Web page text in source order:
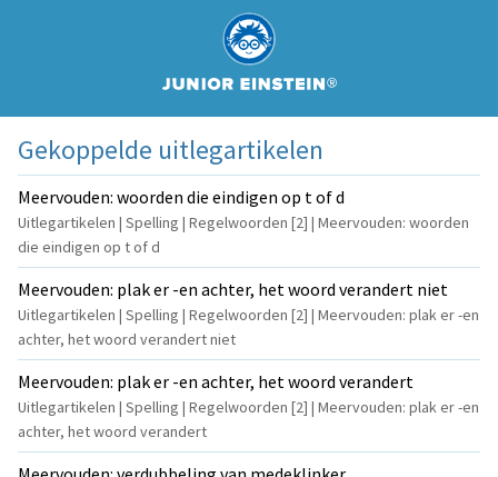
Gekoppelde uitlegartikelen
Meervouden: woorden die eindigen op t of d
Uitlegartikelen | Spelling | Regelwoorden [2] | Meervouden: woorden
die eindigen op t of d
Meervouden: plak er -en achter, het woord verandert niet
Uitlegartikelen | Spelling | Regelwoorden [2] | Meervouden: plak er -en
achter, het woord verandert niet
Meervouden: plak er -en achter, het woord verandert
Uitlegartikelen | Spelling | Regelwoorden [2] | Meervouden: plak er -en
achter, het woord verandert